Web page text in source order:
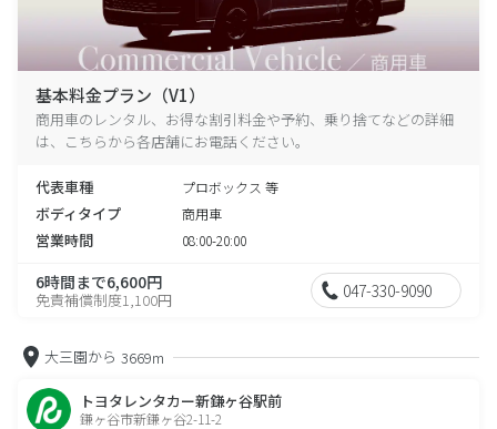
基本料金プラン（V1）
商用車のレンタル、お得な割引料金や予約、乗り捨てなどの詳細
は、こちらから各店舗にお電話ください。
代表車種 プロボックス 等
ボディタイプ 商用車
営業時間 08:00-20:00
6時間まで6,600円
免責補償制度1,100円 047-330-9090
大三園から 3669m
トヨタレンタカー新鎌ヶ谷駅前
鎌ヶ谷市新鎌ヶ谷2-11-2